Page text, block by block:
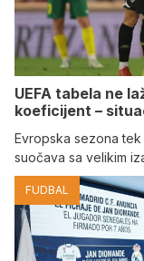
UEFA tabela ne
koeficijent –
Evropska sezona
suočava sa velikim
FUDBAL